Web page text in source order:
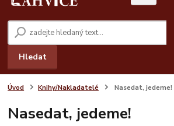
Hledat
Úvod Knihy/Nakladatelé Nasedat, jedeme!
Nasedat, jedeme!